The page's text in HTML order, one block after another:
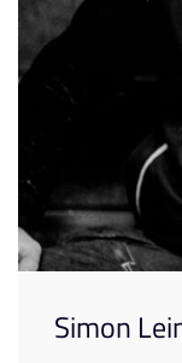
Simon